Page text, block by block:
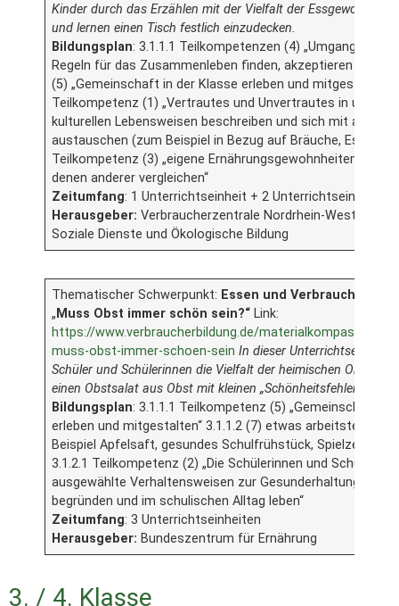
Kinder durch das Erzählen mit der Vielfalt der
und lernen einen Tisch festlich einzudecken.
Bildungsplan: 3.1.1.1 Teilkompetenzen (4)
Regeln für das Zusammenleben finden, akzeptieren und
(5) „Gemeinschaft in der Klasse erleben und mitgestalten“
Teilkompetenz (1) „Vertrautes und Unvertrautes in
kulturellen Lebensweisen beschreiben und sich mit
austauschen (zum Beispiel in Bezug auf Bräuche, Essen,
Teilkompetenz (3) „eigene Ernährungsgewohnheiten
denen anderer vergleichen“
Zeitumfang: 1 Unterrichtseinheit + 2 Unterrichtseinheiten
Herausgeber:Verbraucherzentrale Nordrhein-Westfallen
Soziale Dienste und Ökologische Bildung
Thematischer Schwerpunkt: Essen und Verbrauch/
„ Muss Obst immer schön sein?“ Link:
https://www.verbraucherbildung.de/materialkompass/
muss-obst-immer-schoen-sein In dieser Unterrichtseinheit
Schüler und Schülerinnen die Vielfalt der heimischen
einen Obstsalat aus Obst mit kleinen „Schönheitsfehlern“
Bildungsplan: 3.1.1.1 Teilkompetenz (5) „Gemeinschaft in
erleben und mitgestalten“ 3.1.1.2 (7) etwas arbeitsteilig
Beispiel Apfelsaft, gesundes Schulfrühstück, Spielzeug,
3.1.2.1 Teilkompetenz (2) „Die Schülerinnen und Schüler
ausgewählte Verhaltensweisen zur Gesunderhaltung des
begründen und im schulischen Alltag leben“
Zeitumfang: 3 Unterrichtseinheiten
Herausgeber: Bundeszentrum für Ernährung
3. / 4. Klasse